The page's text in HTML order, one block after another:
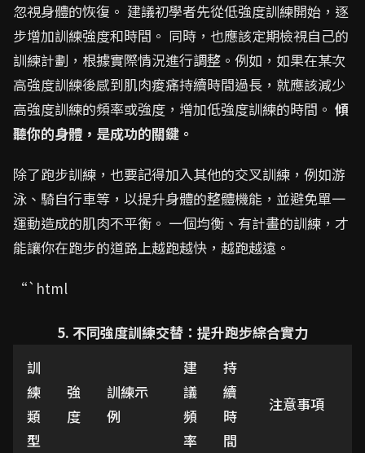
忽視身體的恢復。 建議初學者先從低強度訓練開始，逐
步增加訓練強度和時間。 同時，也應該定期檢視自己的
訓練計劃，根據實際情況進行調整。例如，如果在某次
高強度訓練後感到肌肉痠痛持續時間過長，就應該減少
高強度訓練的頻率或強度，增加低強度訓練的時間。 傾
聽你的身體，是成功的關鍵。
除了跑步訓練，也要記得加入其他的交叉訓練，例如游
泳、騎自行車等，以提升身體的整體機能，並避免單一
運動造成的肌肉不平衡。 一個均衡、有計畫的訓練，才
能讓你在跑步的道路上越跑越快，越跑越遠。
“`html
5. 不同強度訓練交替：提升跑步綜合實力
訓
練
類
型
強
度
訓練示
例
建
議
頻
率
持
續
時
間
注意事項